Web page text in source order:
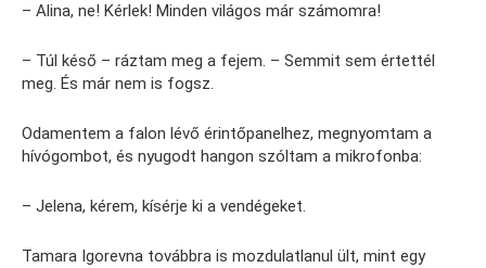
– Alina, ne! Kérlek! Minden világos már számomra!
– Túl késő – ráztam meg a fejem. – Semmit sem értettél
meg. És már nem is fogsz.
Odamentem a falon lévő érintőpanelhez, megnyomtam a
hívógombot, és nyugodt hangon szóltam a mikrofonba:
– Jelena, kérem, kísérje ki a vendégeket.
Tamara Igorevna továbbra is mozdulatlanul ült, mint egy